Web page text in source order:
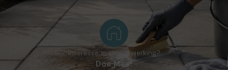
Interesse in samenwerking?
Doe Mee!